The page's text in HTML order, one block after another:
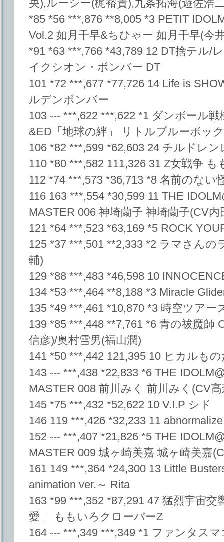
央),ルーシー(梶裕貴),九条拓海(遊佐浩
*85 *56 ***,876 **8,005 *3 PETIT
Vol.2 如月千早&ちひゃー 如月千早(今
*91 *63 ***,766 *43,789 12 DT捨テル/
イクシオン・ボンバー DT
101 *72 ***,677 *77,726 14 Life is
ルデンボンバー
103 --- ***,622 ***,622 *1 ダンボール
&ED「地球の絆」 リトルブルーボッ
106 *82 ***,599 *62,603 24 チルドレ
110 *80 ***,582 111,326 31 Z女戦争
112 *74 ***,573 *36,713 *8 名前のない
116 163 ***,554 *30,599 11 THE
MASTER 006 神埼蘭子 神埼蘭子(CV内
121 *64 ***,523 *63,169 *5 ROCK
125 *37 ***,501 **2,333 *2 ラマさんの
輔)
129 *88 ***,483 *46,598 10
134 *53 ***,464 **8,188 *3 Miracle
135 *49 ***,461 *10,870 *3 時空ツアー
139 *85 ***,448 **7,761 *6 青の祓魔師
信彦)/奥村雪男(福山潤)
141 *50 ***,442 121,395 10 ヒカルも
143 --- ***,438 *22,833 *6 THE
MASTER 008 前川みく 前川みく(CV
145 *75 ***,432 *52,622 10 V.I.P シド
146 119 ***,426 *32,233 11
152 --- ***,407 *21,826 *5 THE
MASTER 009 城ヶ崎美嘉 城ヶ崎美嘉
161 149 ***,364 *24,300 13 Little
animation ver.～ Rita
163 *99 ***,352 *87,291 47 猛烈宇宙交
愛」 ももいろクローバーZ
164 --- ***,349 ***,349 *1 ファンタス